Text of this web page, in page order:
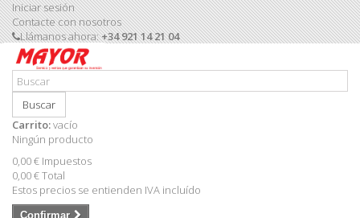
Iniciar sesión
Contacte con nosotros
Llámanos ahora:+34 921 14 21 04
Buscar
Carrito:vacío
Ningún producto
0,00 € Impuestos
0,00 €Total
Estos precios se entienden IVA incluído
Confirmar